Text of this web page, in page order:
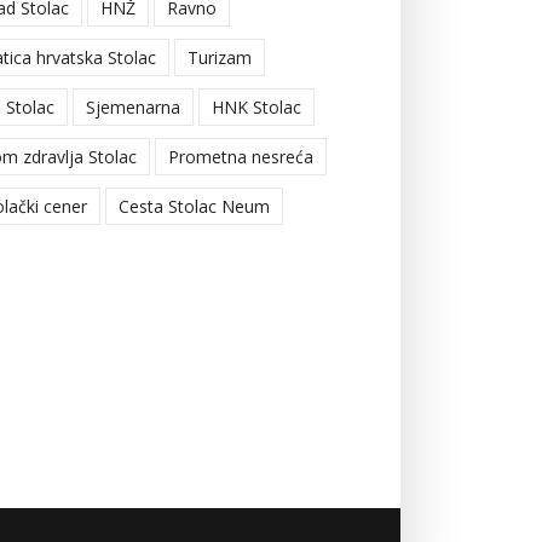
Stolac HNŽ Ravno
hrvatska Stolac Turizam
Stolac Sjemenarna HNK Stolac
zdravlja Stolac Prometna nesreća
cener Cesta Stolac Neum